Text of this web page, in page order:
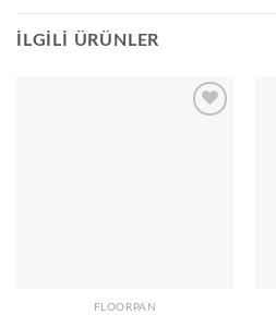
İLGILI ÜRÜNLER
FLOORPAN